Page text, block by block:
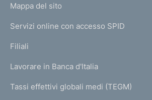
m
e
a
g
L
N
K
T
I
Mappa del sito
Servizi online con accesso SPID
Filiali
Lavorare in Banca d'Italia
Tassi effettivi globali medi (TEGM)